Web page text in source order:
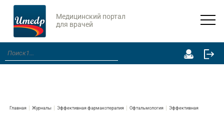
Медицинский портал
для врачей
Главная Журналы Эффективная фармакотерапия Офтальмология Эффективная